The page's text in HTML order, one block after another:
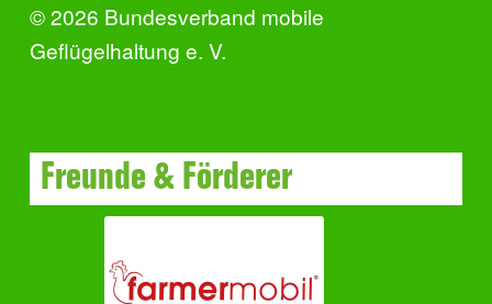
© 2026 Bundesverband mobile
Geflügelhaltung e. V.
Freunde & Förderer